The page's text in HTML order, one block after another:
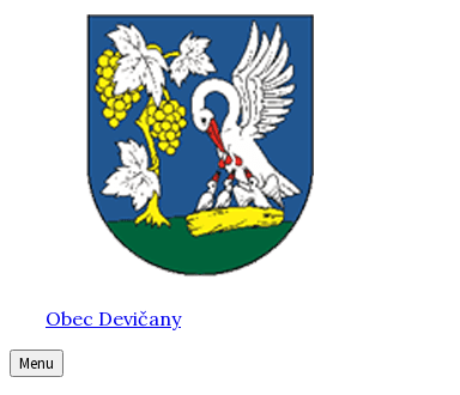
Obec Devičany
Menu